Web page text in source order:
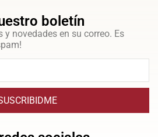
boletín
y novedades en su correo. Es